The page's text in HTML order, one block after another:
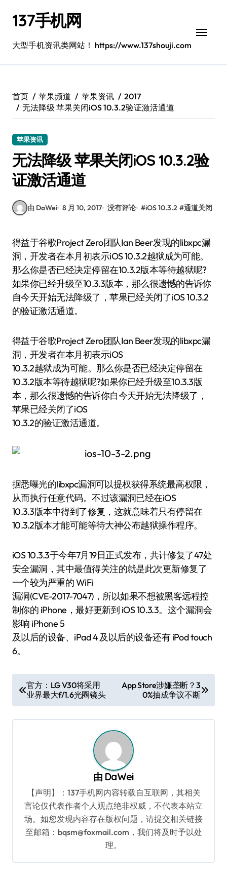
137手机网
大型手机资讯类网站！ https://www.137shouji.com
首页 苹果频道 苹果资讯
2017
无法降级 苹果关闭iOS 10.3.2验证激活通道
苹果资讯
无法降级 苹果关闭iOS 10.3.2验
证激活通道
由 DaWei 8 月 10, 2017 没有评论 #iOS 10.3.2 #通道关闭
得益于谷歌Project Zero团队Ian Beer发现的libxpc漏
洞，开发者在本月初表示iOS 10.3.2越狱成为可能。
那么你是否已经决定停留在10.3.2版本等待越狱呢?
如果你已经升级至10.3.3版本，那么很遗憾的告诉你
自今天开始无法降级了，苹果已经关闭了iOS 10.3.2
的验证激活通道。
得益于谷歌Project Zero团队Ian Beer发现的libxpc漏
洞，开发者在本月初表示iOS
10.3.2越狱成为可能。那么你是否已经决定停留在
10.3.2版本等待越狱呢?如果你已经升级至10.3.3版
本，那么很遗憾的告诉你自今天开始无法降级了，
苹果已经关闭了iOS
10.3.2的验证激活通道。
据悉曝光的libxpc漏洞可以提权获得系统最高权限，
从而执行任意代码。不过该漏洞已经在iOS
10.3.3版本中得到了修复，这就意味着只有停留在
10.3.2版本才能可能等待大神公布越狱操作程序。
iOS 10.3.3于今年7月19日正式发布，共计修复了47处
安全漏洞，其中最值得关注的就是此次更新修复了
一个较为严重的 WiFi
漏洞(CVE-2017-7047)，所以如果不想被黑客远程控
制你的 iPhone，最好更新到 iOS 10.3.3。这个漏洞会
影响 iPhone 5
及以后的设备、iPad 4 及以后的设备还有 iPod touch
6。
章
导
官方：LG V30将采用
业界最大f/1.6光圈镜头
App Store涉嫌垄断？3
0%抽成争议不断
由 DaWei
【声明】：137手机网内容转载自互联网，其相关
言论仅代表作者个人观点绝非权威，不代表本站立
场。如您发现内容存在版权问题，请提交相关链接
至邮箱：bqsm@foxmail.com，我们将及时予以处
理。